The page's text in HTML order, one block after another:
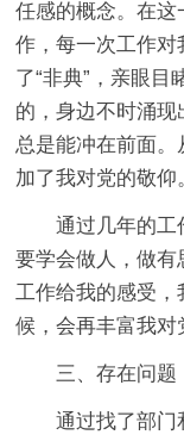
任感的概念。在这
作，每一次工作
了“非典”，亲眼
的，身边不时涌
总是能冲在前面
加了我对党的敬仰
通过几年的工
要学会做人，做
工作给我的感受
候，会再丰富我对
三、存在问题
通过找了部门